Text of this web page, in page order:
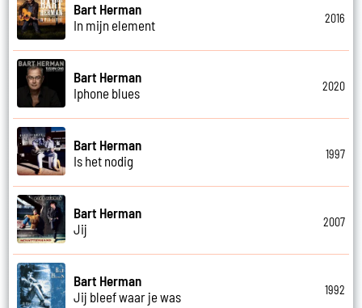
Bart Herman
In mijn element
2016
Bart Herman
Iphone blues
2020
Bart Herman
Is het nodig
1997
Bart Herman
Jij
2007
Bart Herman
Jij bleef waar je was
1992